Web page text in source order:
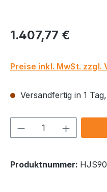
Regulärer Preis:
1.407,77 €
Preise inkl. MwSt. zzgl.
Versandfertig in 1
Produkt Anzahl:
Produktnummer: